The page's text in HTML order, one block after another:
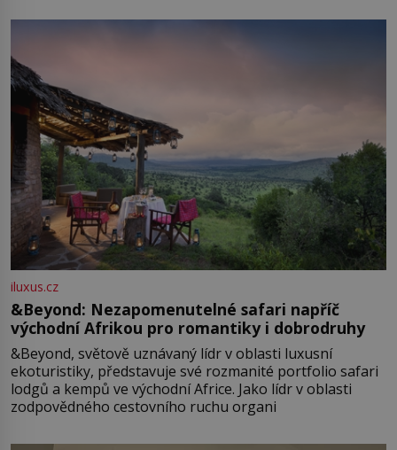
iluxus.cz
&Beyond: Nezapomenutelné safari napříč
východní Afrikou pro romantiky i dobrodruhy
&Beyond, světově uznávaný lídr v oblasti luxusní
ekoturistiky, představuje své rozmanité portfolio safari
lodgů a kempů ve východní Africe. Jako lídr v oblasti
zodpovědného cestovního ruchu organi